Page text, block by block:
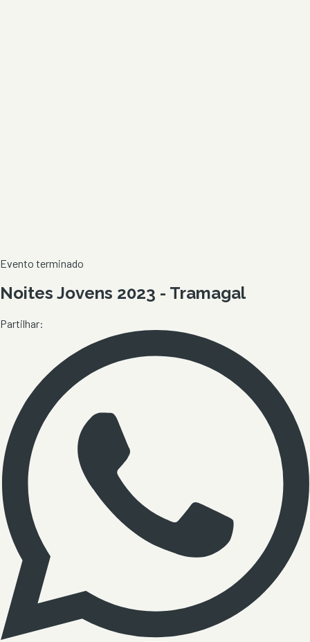
Evento terminado
Noites Jovens 2023 - Tramagal
Partilhar: